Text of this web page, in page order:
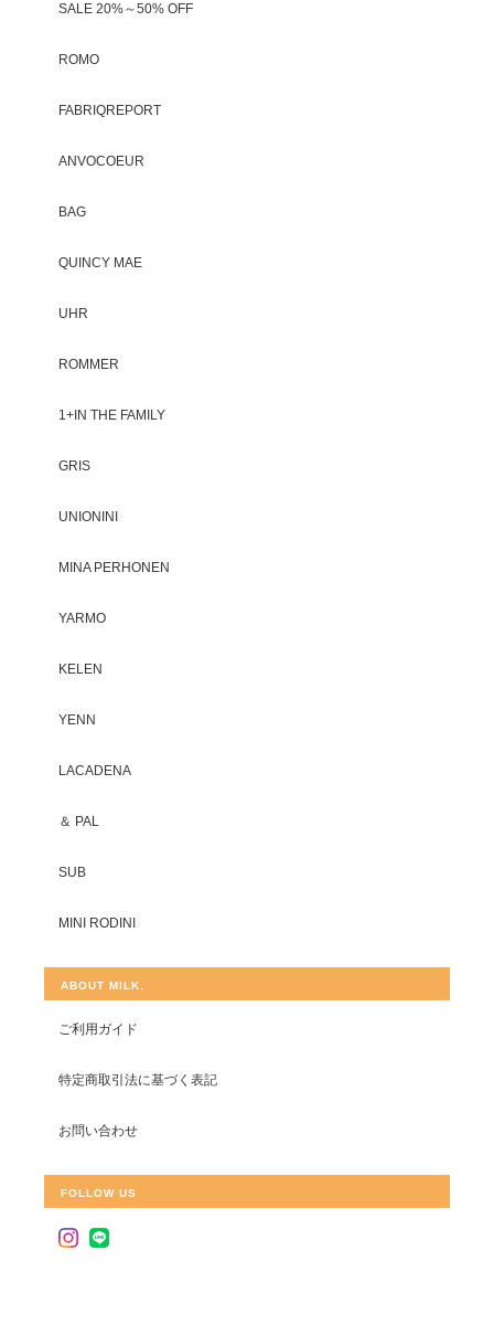
SALE 20%～50% OFF
ROMO
FABRIQREPORT
ANVOCOEUR
BAG
QUINCY MAE
UHR
ROMMER
1+IN THE FAMILY
GRIS
UNIONINI
MINA PERHONEN
YARMO
KELEN
YENN
LACADENA
＆ PAL
SUB
MINI RODINI
ABOUT MILK.
ご利用ガイド
特定商取引法に基づく表記
お問い合わせ
FOLLOW US